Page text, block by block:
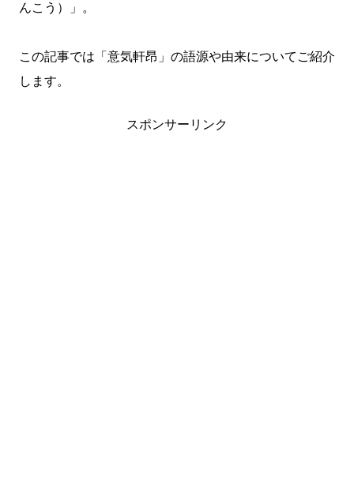
んこう）」。
この記事では「意気軒昂」の語源や由来についてご紹介
します。
スポンサーリンク